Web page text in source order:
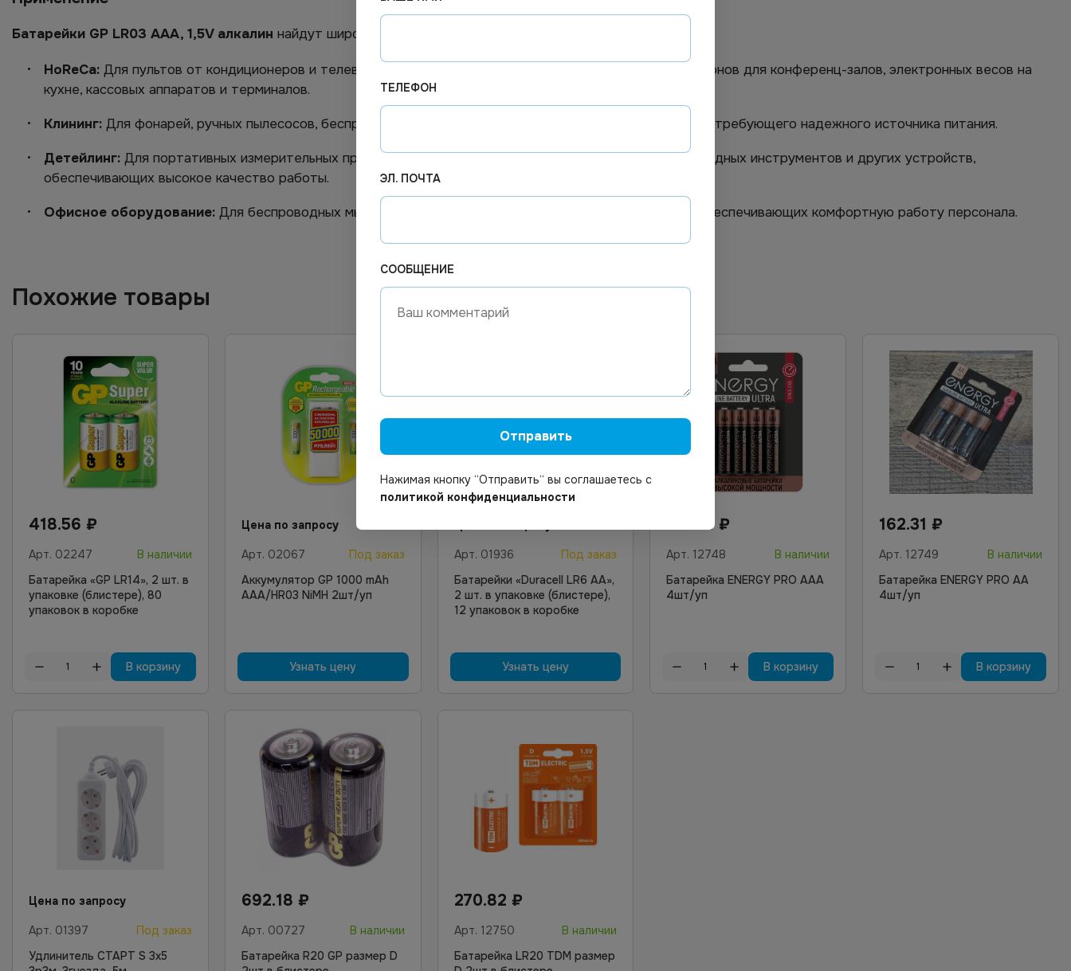
Батарейки GP LR03 AAA, 1,5V алкалин найдут широкое применение в различных сферах вашего бизнеса:
HoReCa: Для пультов от кондиционеров и телевизоров в гостиничных номерах, беспроводных микрофонов для конференц-залов, электронных весов на
кухне, кассовых аппаратов и терминалов.
Клининг: Для фонарей, ручных пылесосов, беспроводных датчиков, таймеров и другого оборудования, требующего надежного источника питания.
Детейлинг: Для портативных измерительных приборов, фонарей для осмотра поверхностей, беспроводных инструментов и других устройств,
обеспечивающих высокое качество работы.
Офисное оборудование: Для беспроводных мышей, клавиатур, калькуляторов и других устройств, обеспечивающих комфортную работу персонала.
Похожие товары
418.56 ₽
Арт. 02247
В наличии
Батарейка «GP LR14», 2 шт. в
упаковке (блистере), 80
упаковок в коробке
В корзину
Цена по запросу
Арт. 02067
Под заказ
Аккумулятор GP 1000 mAh
AAA/HR03 NiMH 2шт/уп
Узнать цену
Арт. 01936
Под заказ
Батарейки «Duracell LR6 АА»,
2 шт. в упаковке (блистере),
12 упаковок в коробке
Узнать цену
162.31 ₽
Арт. 12748
В наличии
Батарейка ENERGY PRO AAA
4шт/уп
В корзину
162.31 ₽
Арт. 12749
В наличии
Батарейка ENERGY PRO AA
4шт/уп
В корзину
Цена по запросу
Арт. 01397
Под заказ
Удлинитель СТАРТ S 3x5
692.18 ₽
Арт. 00727
В наличии
Батарейка R20 GP размер D
270.82 ₽
Арт. 12750
В наличии
Батарейка LR20 TDM размер
ТЕЛЕФОН
ЭЛ. ПОЧТА
СООБЩЕНИЕ
Отправить
Нажимая кнопку “Отправить“ вы соглашаетесь с
политикой конфиденциальности